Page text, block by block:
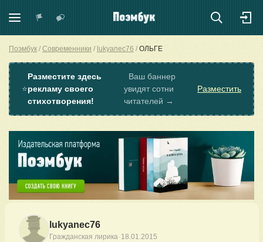
Поэмбук Современники lukyanec76 ОЛЬГЕ
⭐
Разместите здесь
рекламу своего
стихотворения!
Ваш баннер
увидят сотни
читателей →
Разместить
lukyanec76
Гражданская лирика· 18.01.2015